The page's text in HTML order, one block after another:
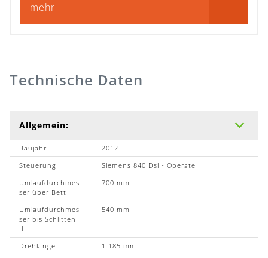
mehr
Technische Daten
Allgemein:
Baujahr
2012
Steuerung
Siemens 840 Dsl - Operate
Umlaufdurchmes
ser über Bett
700 mm
Umlaufdurchmes
ser bis Schlitten
II
540 mm
Drehlänge 1.185 mm